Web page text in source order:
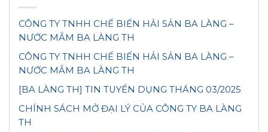
CÔNG TY TNHH CHẾ BIẾN HẢI SẢN BA LÀNG –
NƯỚC MẮM BA LÀNG TH
CÔNG TY TNHH CHẾ BIẾN HẢI SẢN BA LÀNG –
NƯỚC MẮM BA LÀNG TH
[BA LÀNG TH] TIN TUYỂN DỤNG THÁNG 03/2025
CHÍNH SÁCH MỞ ĐẠI LÝ CỦA CÔNG TY BA LÀNG
TH